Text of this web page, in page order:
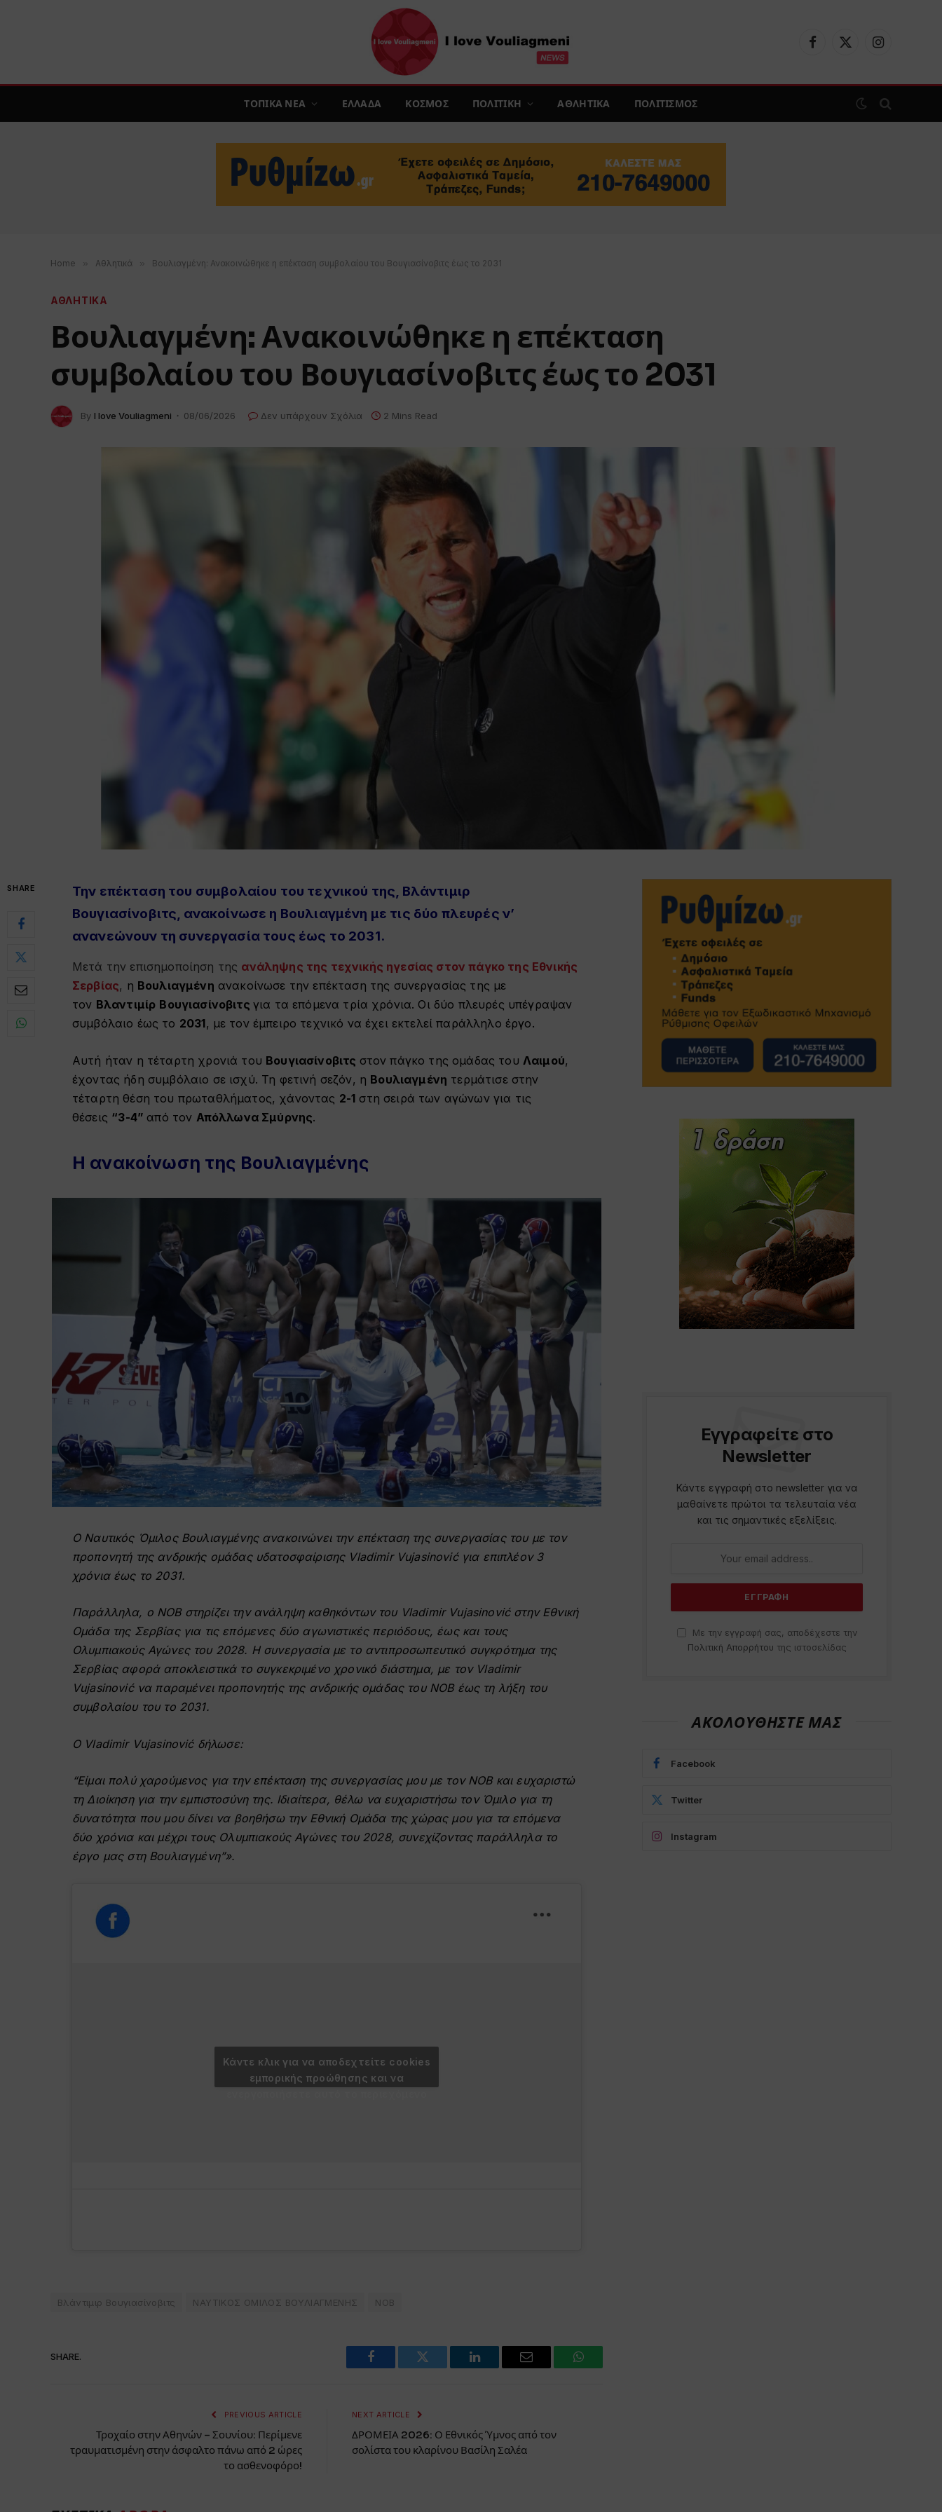
Facebook
X
Instagram
ΤΟΠΙΚΑ ΝΕΑ ΕΛΛΑΔΑ ΚΟΣΜΟΣ ΠΟΛΙΤΙΚΗ ΑΘΛΗΤΙΚΑ ΠΟΛΙΤΙΣΜΟΣ
Home » Αθλητικά » Βουλιαγμένη: Ανακοινώθηκε η επέκταση συμβολαίου του Βουγιασίνοβιτς έως το 2031
ΑΘΛΗΤΙΚΑ
Βουλιαγμένη: Ανακοινώθηκε η επέκταση
συμβολαίου του Βουγιασίνοβιτς έως το 2031
By I love Vouliagmeni 08/06/2026 Δεν υπάρχουν Σχόλια 2 Mins Read
SHARE
Την επέκταση του συμβολαίου του τεχνικού της, Βλάντιμιρ
Βουγιασίνοβιτς, ανακοίνωσε η Βουλιαγμένη με τις δύο πλευρές ν’
ανανεώνουν τη συνεργασία τους έως το 2031.
Μετά την επισημοποίηση της ανάληψης της τεχνικής ηγεσίας στον πάγκο της Εθνικής
Σερβίας, η Βουλιαγμένη ανακοίνωσε την επέκταση της συνεργασίας της με
τον Βλαντιμίρ Βουγιασίνοβιτς για τα επόμενα τρία χρόνια. Οι δύο πλευρές υπέγραψαν
συμβόλαιο έως το 2031, με τον έμπειρο τεχνικό να έχει εκτελεί παράλληλο έργο.
Αυτή ήταν η τέταρτη χρονιά του Βουγιασίνοβιτς στον πάγκο της ομάδας του Λαιμού,
έχοντας ήδη συμβόλαιο σε ισχύ. Τη φετινή σεζόν, η Βουλιαγμένη τερμάτισε στην
τέταρτη θέση του πρωταθλήματος, χάνοντας 2-1 στη σειρά των αγώνων για τις
θέσεις “3-4” από τον Απόλλωνα Σμύρνης.
Η ανακοίνωση της Βουλιαγμένης
Ο Ναυτικός Όμιλος Βουλιαγμένης ανακοινώνει την επέκταση της συνεργασίας του με τον
προπονητή της ανδρικής ομάδας υδατοσφαίρισης Vladimir Vujasinović για επιπλέον 3
χρόνια έως το 2031.
Παράλληλα, ο ΝΟΒ στηρίζει την ανάληψη καθηκόντων του Vladimir Vujasinović στην Εθνική
Ομάδα της Σερβίας για τις επόμενες δύο αγωνιστικές περιόδους, έως και τους
Ολυμπιακούς Αγώνες του 2028. Η συνεργασία με το αντιπροσωπευτικό συγκρότημα της
Σερβίας αφορά αποκλειστικά το συγκεκριμένο χρονικό διάστημα, με τον Vladimir
Vujasinović να παραμένει προπονητής της ανδρικής ομάδας του ΝΟΒ έως τη λήξη του
συμβολαίου του το 2031.
Ο Vladimir Vujasinović δήλωσε:
“Είμαι πολύ χαρούμενος για την επέκταση της συνεργασίας μου με τον ΝΟΒ και ευχαριστώ
τη Διοίκηση για την εμπιστοσύνη της. Ιδιαίτερα, θέλω να ευχαριστήσω τον Όμιλο για τη
δυνατότητα που μου δίνει να βοηθήσω την Εθνική Ομάδα της χώρας μου για τα επόμενα
δύο χρόνια και μέχρι τους Ολυμπιακούς Αγώνες του 2028, συνεχίζοντας παράλληλα το
έργο μας στη Βουλιαγμένη”».
Κάντε κλικ για να αποδεχτείτε cookies
εμπορικής προώθησης και να
Βλάντιμιρ Βουγιασίνοβιτς ΝΑΥΤΙΚΟΣ ΟΜΙΛΟΣ ΒΟΥΛΙΑΓΜΕΝΗΣ ΝΟΒ
SHARE.
Facebook Twitter LinkedIn Email WhatsApp
PREVIOUS ARTICLE
Τροχαίο στην Αθηνών – Σουνίου: Περίμενε
τραυματισμένη στην άσφαλτο πάνω από 2 ώρες
το ασθενοφόρο!
NEXT ARTICLE
ΔΡΟΜΕΙΑ 2026: Ο Εθνικός Ύμνος από τον
σολίστα του κλαρίνου Βασίλη Σαλέα
Εγγραφείτε στο
Newsletter
Κάντε εγγραφή στο newsletter για να
μαθαίνετε πρώτοι τα τελευταία νέα
και τις σημαντικές εξελίξεις.
Με την εγγραφή σας, αποδέχεστε την
Πολιτική Απορρήτου της ιστοσελίδας
ΑΚΟΛΟΥΘΗΣΤΕ ΜΑΣ
Facebook
Twitter
Instagram